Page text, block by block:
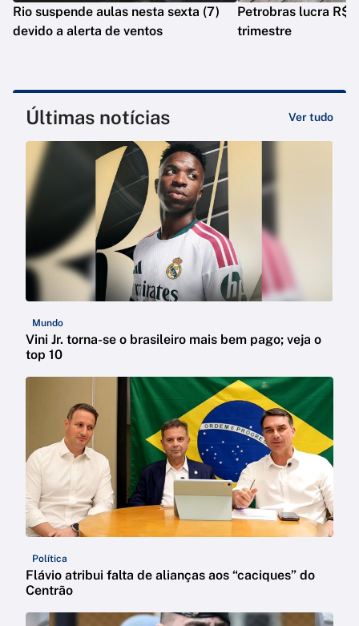
Rio suspende aulas nesta sexta (7)
devido a alerta de ventos
Petrobras lucra R$
trimestre
Últimas notícias Ver tudo
Mundo
Vini Jr. torna-se o brasileiro mais bem pago; veja o
top 10
Política
Flávio atribui falta de alianças aos “caciques” do
Centrão